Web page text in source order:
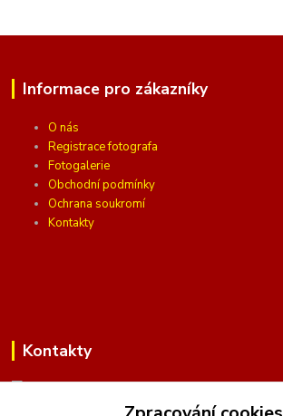
Informace pro zákazníky
O nás
Registrace fotografa
Fotogalerie
Obchodní podmínky
Ochrana soukromí
Kontakty
Kontakty
(Po-Pá, 10 - 16 hod.)